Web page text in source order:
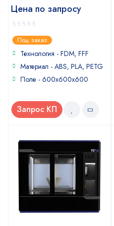
Цена по запросу
0
out
of
Под заказ
Технология - FDM, FFF
Материал - ABS, PLA, PETG
Поле - 600x600x600
Запрос КП